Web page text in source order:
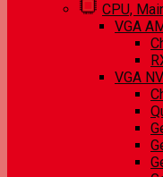
CPU,
VGA
VGA